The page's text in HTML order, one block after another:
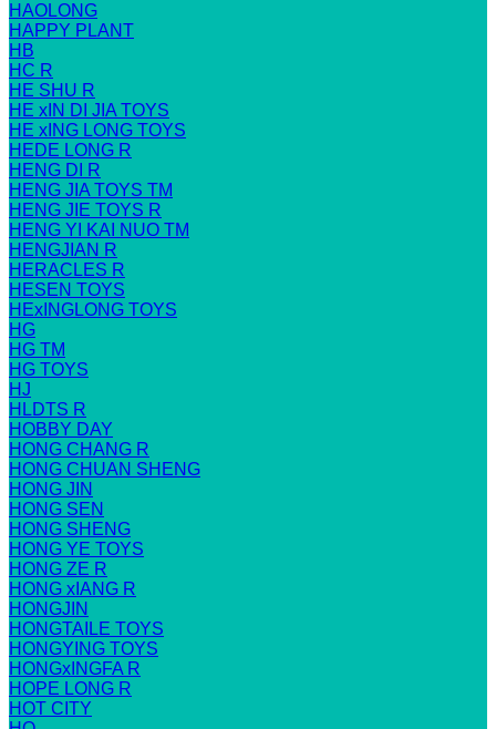
HAOLONG
HAPPY PLANT
HB
HC R
HE SHU R
HE xIN DI JIA TOYS
HE xING LONG TOYS
HEDE LONG R
HENG DI R
HENG JIA TOYS TM
HENG JIE TOYS R
HENG YI KAI NUO TM
HENGJIAN R
HERACLES R
HESEN TOYS
HExINGLONG TOYS
HG
HG TM
HG TOYS
HJ
HLDTS R
HOBBY DAY
HONG CHANG R
HONG CHUAN SHENG
HONG JIN
HONG SEN
HONG SHENG
HONG YE TOYS
HONG ZE R
HONG xIANG R
HONGJIN
HONGTAILE TOYS
HONGYING TOYS
HONGxINGFA R
HOPE LONG R
HOT CITY